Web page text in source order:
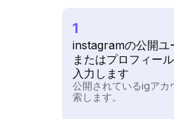
1
instagramの公開ユ
またはプロフィー
入力します
公開されているigアカ
索します。